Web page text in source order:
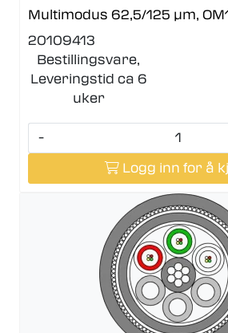
Multimodus 62,5/125 µm,
20109413
Bestillingsvare,
Leveringstid ca 6
uker
-
Logg inn for å